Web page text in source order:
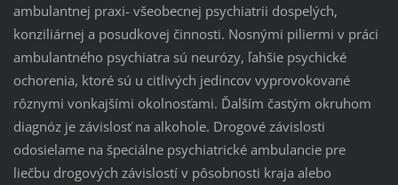
ambulantnej praxi- všeobecnej psychiatrii dospelých,
konziliárnej a posudkovej činnosti. Nosnými piliermi v práci
ambulantného psychiatra sú neurózy, ľahšie psychické
ochorenia, ktoré sú u citlivých jedincov vyprovokované
rôznymi vonkajšími okolnosťami. Ďalším častým okruhom
diagnóz je závislosť na alkohole. Drogové závislosti
odosielame na špeciálne psychiatrické ambulancie pre
liečbu drogových závislostí v pôsobnosti kraja alebo